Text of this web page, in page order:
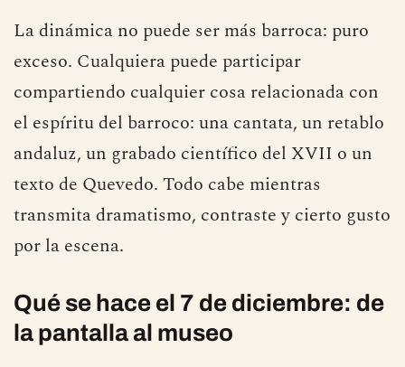
La dinámica no puede ser más barroca: puro
exceso. Cualquiera puede participar
compartiendo cualquier cosa relacionada con
el espíritu del barroco: una cantata, un retablo
andaluz, un grabado científico del XVII o un
texto de Quevedo. Todo cabe mientras
transmita dramatismo, contraste y cierto gusto
por la escena.
Qué se hace el 7 de diciembre: de
la pantalla al museo